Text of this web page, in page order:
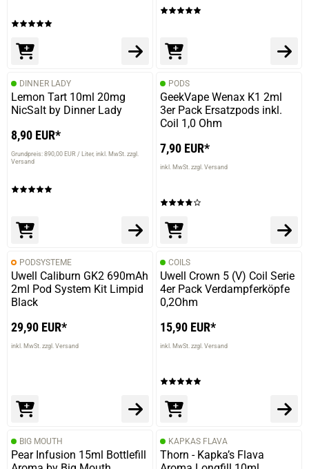
prev
DINNER LADY
Lemon Tart 10ml 20mg
NicSalt by Dinner Lady
8,90 EUR*
Grundpreis: 890,00 EUR / Liter inkl. MwSt. zzgl.
Versand
PODS
GeekVape Wenax K1 2ml
3er Pack Ersatzpods inkl.
Coil 1,0 Ohm
7,90 EUR*
inkl. MwSt. zzgl. Versand
PODSYSTEME
Uwell Caliburn GK2 690mAh
2ml Pod System Kit Limpid
Black
29,90 EUR*
inkl. MwSt. zzgl. Versand
COILS
Uwell Crown 5 (V) Coil Serie
4er Pack Verdampferköpfe
0,2Ohm
15,90 EUR*
inkl. MwSt. zzgl. Versand
BIG MOUTH
Pear Infusion 15ml Bottlefill
KAPKAS FLAVA
Thorn - Kapka’s Flava